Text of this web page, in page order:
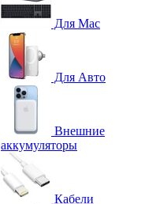
Для Mac
Для Авто
Внешние
аккумуляторы
Кабели